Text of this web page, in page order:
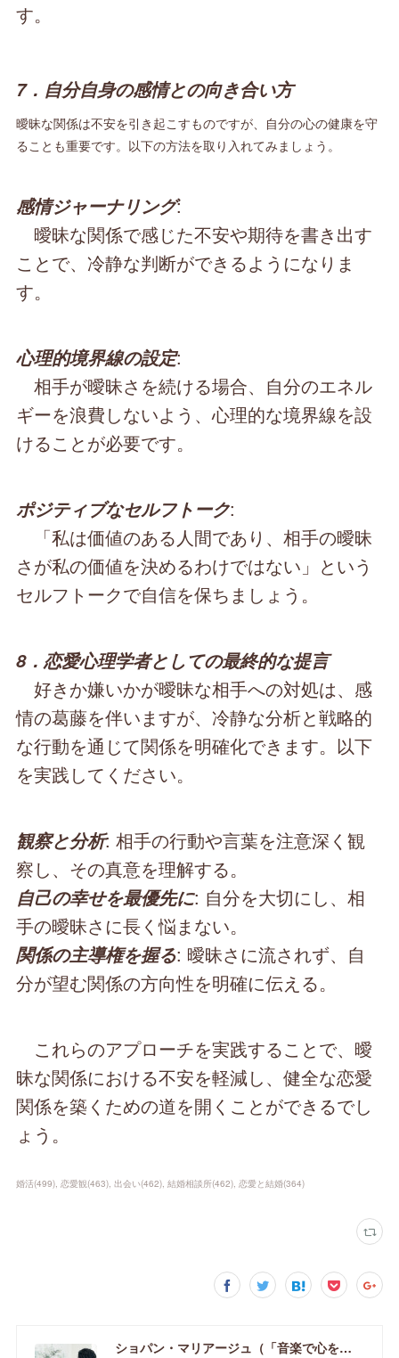
す。
7．自分自身の感情との向き合い方
曖昧な関係は不安を引き起こすものですが、自分の心の健康を守
ることも重要です。以下の方法を取り入れてみましょう。
感情ジャーナリング:
曖昧な関係で感じた不安や期待を書き出す
ことで、冷静な判断ができるようになりま
す。
心理的境界線の設定:
相手が曖昧さを続ける場合、自分のエネル
ギーを浪費しないよう、心理的な境界線を設
けることが必要です。
ポジティブなセルフトーク:
「私は価値のある人間であり、相手の曖昧
さが私の価値を決めるわけではない」という
セルフトークで自信を保ちましょう。
8．恋愛心理学者としての最終的な提言
好きか嫌いかが曖昧な相手への対処は、感
情の葛藤を伴いますが、冷静な分析と戦略的
な行動を通じて関係を明確化できます。以下
を実践してください。
観察と分析: 相手の行動や言葉を注意深く観
察し、その真意を理解する。
自己の幸せを最優先に: 自分を大切にし、相
手の曖昧さに長く悩まない。
関係の主導権を握る: 曖昧さに流されず、自
分が望む関係の方向性を明確に伝える。
これらのアプローチを実践することで、曖
昧な関係における不安を軽減し、健全な恋愛
関係を築くための道を開くことができるでし
ょう。
婚活(499) 恋愛観(463) 出会い(462) 結婚相談所(462) 恋愛と結婚(364)
ショパン・マリアージュ（「音楽で心を調律し恋愛心理学でご縁を育てる」釧路市の結婚相談所）/ 全国結婚相談事業者連盟正規加盟店 / cherry-piano.com